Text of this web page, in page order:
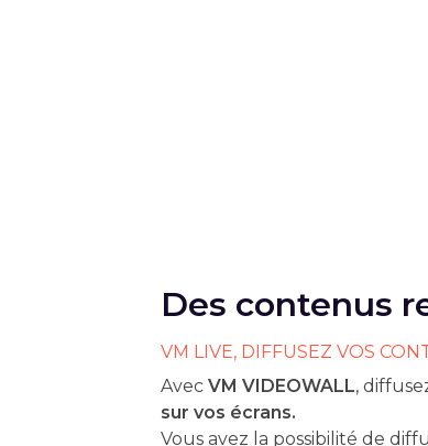
Des contenus
VM LIVE, DIFFUSEZ VOS
Avec VM VIDEOWALL,
sur vos écrans.
Vous avez la possibilité de